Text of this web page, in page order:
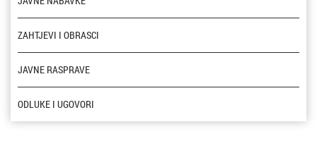
ZAHTJEVI I OBRASCI
JAVNE RASPRAVE
ODLUKE I UGOVORI